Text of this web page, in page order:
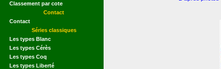
Classement par cote
Contact
Contact
Séries classiques
Les types Blanc
Les types Cérès
Les types Coq
Les types Liberté